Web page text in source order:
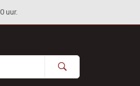
uur.